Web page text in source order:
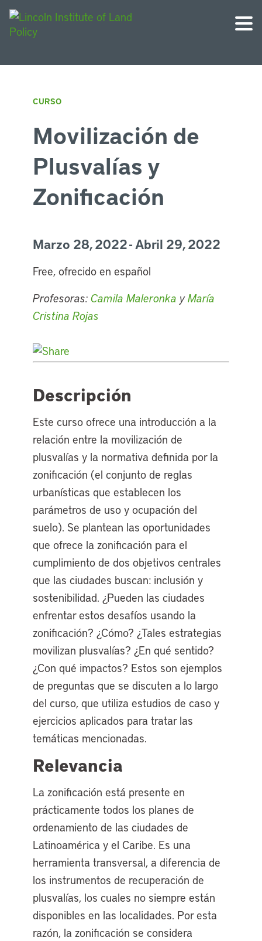
CURSO
Movilización de
Plusvalías y
Zonificación
Marzo 28, 2022 - Abril 29, 2022
Free, ofrecido en español
Profesoras: Camila Maleronka yMaría
Cristina Rojas
Descripción
Este curso ofrece una introducción a la
relación entre la movilización de
plusvalías y la normativa definida por la
zonificación (el conjunto de reglas
urbanísticas que establecen los
parámetros de uso y ocupación del
suelo). Se plantean las oportunidades
que ofrece la zonificación para el
cumplimiento de dos objetivos centrales
que las ciudades buscan: inclusión y
sostenibilidad. ¿Pueden las ciudades
enfrentar estos desafíos usando la
zonificación? ¿Cómo? ¿Tales estrategias
movilizan plusvalías? ¿En qué sentido?
¿Con qué impactos? Estos son ejemplos
de preguntas que se discuten a lo largo
del curso, que utiliza estudios de caso y
ejercicios aplicados para tratar las
temáticas mencionadas.
Relevancia
La zonificación está presente en
prácticamente todos los planes de
ordenamiento de las ciudades de
Latinoamérica y el Caribe. Es una
herramienta transversal, a diferencia de
los instrumentos de recuperación de
plusvalías, los cuales no siempre están
disponibles en las localidades. Por esta
razón, la zonificación se considera